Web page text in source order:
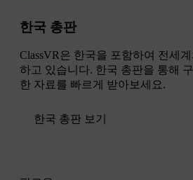
한국 총판
ClassVR은 한국을 포함하여 전세
하고 있습니다. 한국 총판을 통해
한 자료를 빠르게 받아보세요.
한국 총판 보기